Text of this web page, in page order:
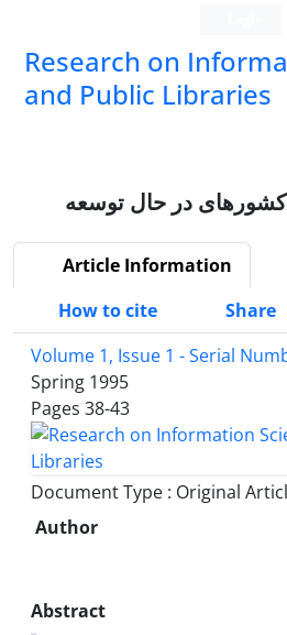
Research on
and Public Libraries
کشورهای در حال توسعه
Article Information
How to cite
Share
Volume 1, Issue 1 - Serial
Spring 1995
Pages 38-43
Document Type : Original
Author
Abstract